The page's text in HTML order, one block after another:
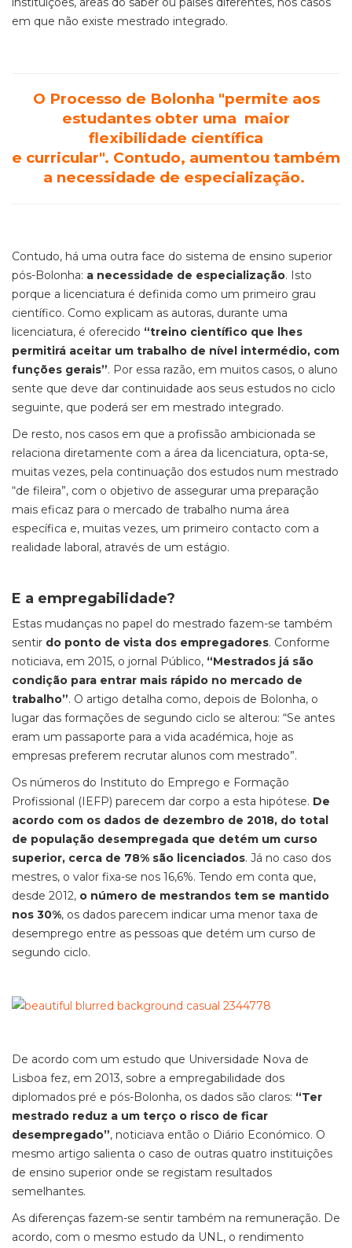
em que não existe mestrado integrado.
O Processo de Bolonha "permite aos
estudantes obter uma maior
flexibilidade científica
e curricular". Contudo, aumentou também
a necessidade de especialização.
Contudo, há uma outra face do sistema de ensino superior
pós-Bolonha: a necessidade de especialização. Isto
porque a licenciatura é definida como um primeiro grau
científico. Como explicam as autoras, durante uma
licenciatura, é oferecido “treino científico que lhes
permitirá aceitar um trabalho de nível intermédio, com
funções gerais”. Por essa razão, em muitos casos, o aluno
sente que deve dar continuidade aos seus estudos no ciclo
seguinte, que poderá ser em mestrado integrado.
De resto, nos casos em que a profissão ambicionada se
relaciona diretamente com a área da licenciatura, opta-se,
muitas vezes, pela continuação dos estudos num mestrado
“de fileira”, com o objetivo de assegurar uma preparação
mais eficaz para o mercado de trabalho numa área
específica e, muitas vezes, um primeiro contacto com a
realidade laboral, através de um estágio.
E a empregabilidade?
Estas mudanças no papel do mestrado fazem-se também
sentir do ponto de vista dos empregadores. Conforme
noticiava, em 2015, o jornal Público, “Mestrados já são
condição para entrar mais rápido no mercado de
trabalho”. O artigo detalha como, depois de Bolonha, o
lugar das formações de segundo ciclo se alterou: “Se antes
eram um passaporte para a vida académica, hoje as
empresas preferem recrutar alunos com mestrado”.
Os números do Instituto do Emprego e Formação
Profissional (IEFP) parecem dar corpo a esta hipótese. De
acordo com os dados de dezembro de 2018, do total
de população desempregada que detém um curso
superior, cerca de 78% são licenciados. Já no caso dos
mestres, o valor fixa-se nos 16,6%. Tendo em conta que,
desde 2012, o número de mestrandos tem se mantido
nos 30%, os dados parecem indicar uma menor taxa de
desemprego entre as pessoas que detém um curso de
segundo ciclo.
De acordo com um estudo que Universidade Nova de
Lisboa fez, em 2013, sobre a empregabilidade dos
diplomados pré e pós-Bolonha, os dados são claros: “Ter
mestrado reduz a um terço o risco de ficar
desempregado”, noticiava então o Diário Económico. O
mesmo artigo salienta o caso de outras quatro instituições
de ensino superior onde se registam resultados
semelhantes.
As diferenças fazem-se sentir também na remuneração. De
acordo, com o mesmo estudo da UNL, o rendimento